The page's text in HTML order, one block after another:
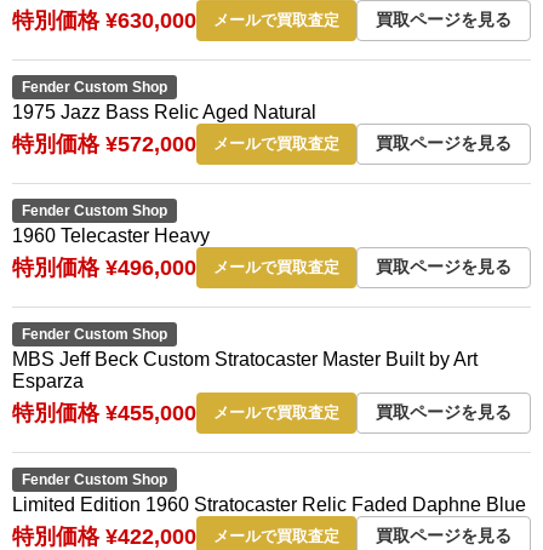
特別価格 ¥630,000 メールで買取査定 買取ページを見る
Fender Custom Shop
1975 Jazz Bass Relic Aged Natural
特別価格 ¥572,000 メールで買取査定 買取ページを見る
Fender Custom Shop
1960 Telecaster Heavy
特別価格 ¥496,000 メールで買取査定 買取ページを見る
Fender Custom Shop
MBS Jeff Beck Custom Stratocaster Master Built by Art
Esparza
特別価格 ¥455,000 メールで買取査定 買取ページを見る
Fender Custom Shop
Limited Edition 1960 Stratocaster Relic Faded Daphne Blue
特別価格 ¥422,000 メールで買取査定 買取ページを見る